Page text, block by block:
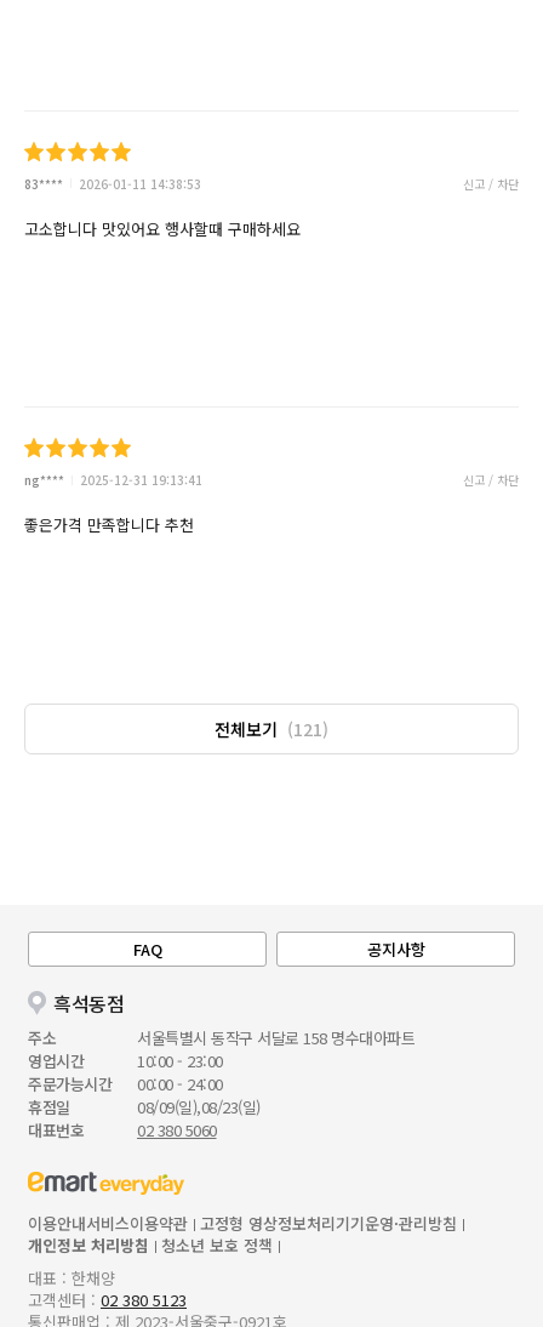
83**** 2026-01-11 14:38:53 신고 / 차단
고소합니다 맛있어요 행사할때 구매하세요
ng**** 2025-12-31 19:13:41 신고 / 차단
좋은가격 만족합니다 추천
전체보기 (121)
FAQ 공지사항
흑석동점
주소
서울특별시 동작구 서달로 158 명수대아파트
영업시간
10:00 - 23:00
주문가능시간
00:00 - 24:00
휴점일
08/09(일),08/23(일)
대표번호
02 380 5060
이용안내서비스이용약관 고정형 영상정보처리기기운영·관리방침
개인정보 처리방침
청소년 보호 정책
대표 : 한채양
고객센터 : 02 380 5123
통신판매업 : 제 2023-서울중구-0921호